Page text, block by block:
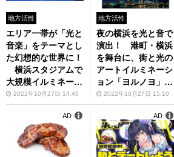
地方活性
エリア一帯が「光と
音楽」をテーマとし
た幻想的な世界に！
横浜スタジアムで
大規模イルミネーシ
ョンイベント「BAL
LPARK FANTASIA
supported by Billb
oard Live YOKOH
AMA」を開催
2022年10月27日 14:40
地方活性
夜の横浜を光と音で
演出！ 港町・横浜
を舞台に、街と光の
アートイルミネーシ
ョン「ヨルノヨ」を
開催2022年10月27日 15:10
AD AD